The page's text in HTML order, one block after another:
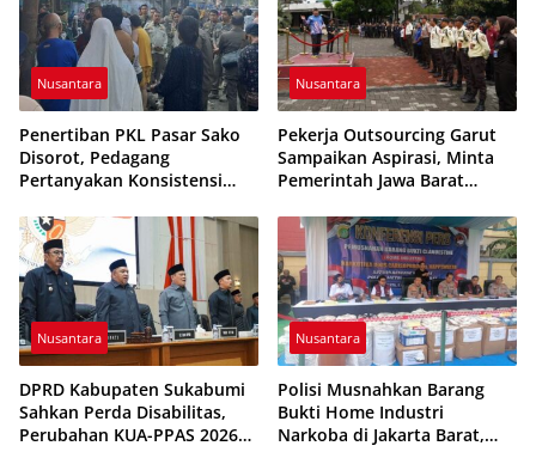
Nusantara
Penertiban PKL Pasar Sako
Disorot, Pedagang
Pertanyakan Konsistensi
Pungutan
Nusantara
Pekerja Outsourcing Garut
Sampaikan Aspirasi, Minta
Pemerintah Jawa Barat
Nusantara
DPRD Kabupaten Sukabumi
Sahkan Perda Disabilitas,
Perubahan KUA-PPAS 2026
Nusantara
Polisi Musnahkan Barang
Bukti Home Industri
Narkoba di Jakarta Barat,